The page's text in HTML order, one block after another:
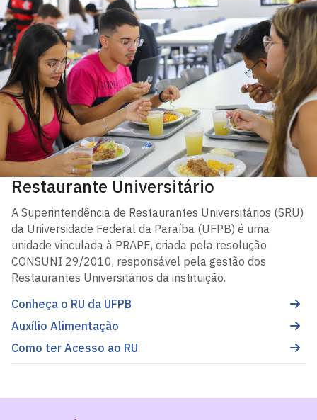
Restaurante Universitário
A Superintendência de Restaurantes Universitários (SRU)
da Universidade Federal da Paraíba (UFPB) é uma
unidade vinculada à PRAPE, criada pela resolução
CONSUNI 29/2010, responsável pela gestão dos
Restaurantes Universitários da instituição.
Conheça o RU da UFPB
Auxílio Alimentação
Como ter Acesso ao RU